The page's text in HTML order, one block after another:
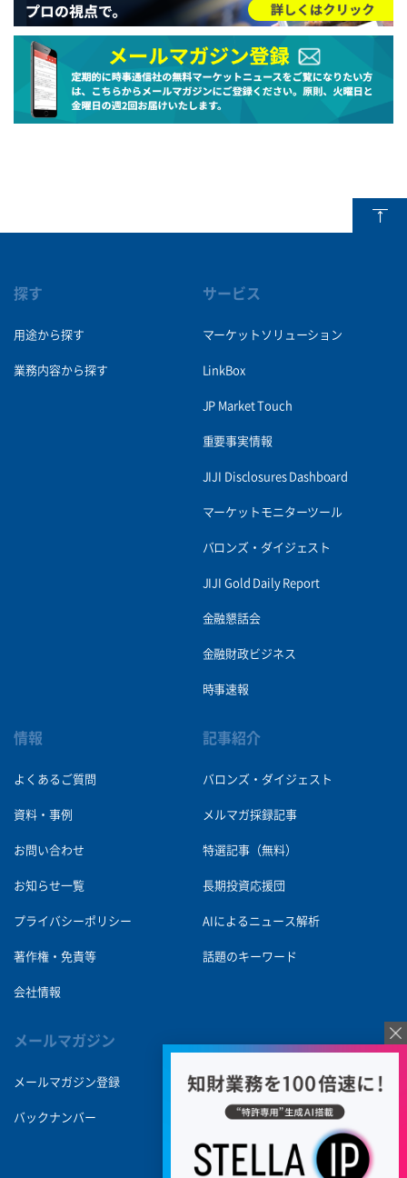
探す
用途から探す
業務内容から探す
サービス
マーケットソリューション
LinkBox
JP Market Touch
重要事実情報
JIJI Disclosures Dashboard
マーケットモニターツール
バロンズ・ダイジェスト
JIJI Gold Daily Report
金融懇話会
金融財政ビジネス
時事速報
情報
よくあるご質問
資料・事例
お問い合わせ
お知らせ一覧
プライバシーポリシー
著作権・免責等
会社情報
記事紹介
バロンズ・ダイジェスト
メルマガ採録記事
特選記事（無料）
長期投資応援団
AIによるニュース解析
話題のキーワード
メールマガジン
メールマガジン登録
バックナンバー